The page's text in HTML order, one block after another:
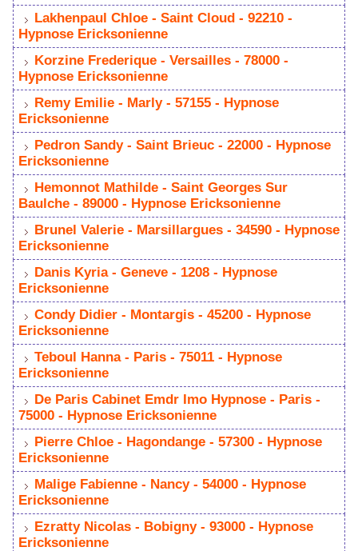
Lakhenpaul Chloe - Saint Cloud - 92210 -
Hypnose Ericksonienne
Korzine Frederique - Versailles - 78000 -
Hypnose Ericksonienne
Remy Emilie - Marly - 57155 - Hypnose
Ericksonienne
Pedron Sandy - Saint Brieuc - 22000 - Hypnose
Ericksonienne
Hemonnot Mathilde - Saint Georges Sur
Baulche - 89000 - Hypnose Ericksonienne
Brunel Valerie - Marsillargues - 34590 - Hypnose
Ericksonienne
Danis Kyria - Geneve - 1208 - Hypnose
Ericksonienne
Condy Didier - Montargis - 45200 - Hypnose
Ericksonienne
Teboul Hanna - Paris - 75011 - Hypnose
Ericksonienne
De Paris Cabinet Emdr Imo Hypnose - Paris -
75000 - Hypnose Ericksonienne
Pierre Chloe - Hagondange - 57300 - Hypnose
Ericksonienne
Malige Fabienne - Nancy - 54000 - Hypnose
Ericksonienne
Ezratty Nicolas - Bobigny - 93000 - Hypnose
Ericksonienne